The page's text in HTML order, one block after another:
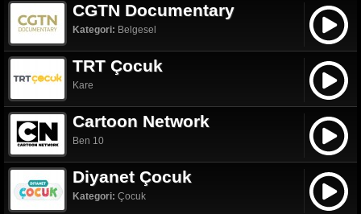
CGTN Documentary
Kategori: Belgesel
TRT Çocuk
Kare
Cartoon Network
Ben 10
Diyanet Çocuk
Kategori: Çocuk